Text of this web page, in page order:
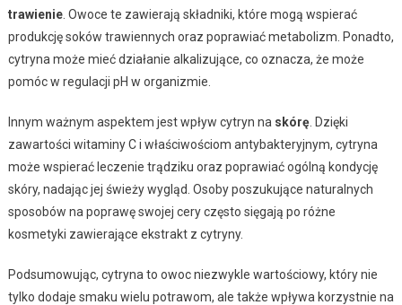
trawienie. Owoce te zawierają składniki, które mogą wspierać
produkcję soków trawiennych oraz poprawiać metabolizm. Ponadto,
cytryna może mieć działanie alkalizujące, co oznacza, że może
pomóc w regulacji pH w organizmie.
Innym ważnym aspektem jest wpływ cytryn na skórę. Dzięki
zawartości witaminy C i właściwościom antybakteryjnym, cytryna
może wspierać leczenie trądziku oraz poprawiać ogólną kondycję
skóry, nadając jej świeży wygląd. Osoby poszukujące naturalnych
sposobów na poprawę swojej cery często sięgają po różne
kosmetyki zawierające ekstrakt z cytryny.
Podsumowując, cytryna to owoc niezwykle wartościowy, który nie
tylko dodaje smaku wielu potrawom, ale także wpływa korzystnie na